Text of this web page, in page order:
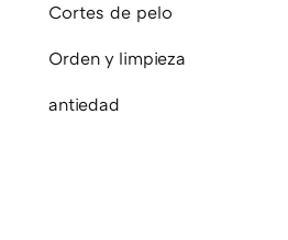
Cortes de pelo
Orden y limpieza
antiedad